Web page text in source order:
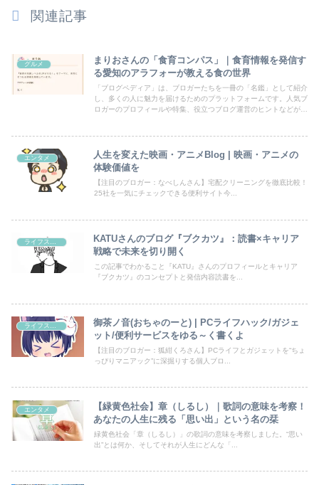
関連記事
グルメ
まりおさんの「食育コンパス」｜食育情報を発信す
る愛知のアラフォーが教える食の世界
「ブログペディア」は、ブロガーたちを一冊の「名鑑」として紹介
し、多くの人に魅力を届けるためのプラットフォームです。人気ブ
ロガーのプロフィールや特集、役立つブログ運営のヒントなどが満
エンタメ
人生を変えた映画・アニメBlog | 映画・アニメの
体験価値を
【注目のブロガー：なべしんさん】宅配クリーニングを徹底比較！
25社を一気にチェックできる便利サイト今...
ライフスタイル
KATUさんのブログ『ブクカツ』：読書×キャリア
戦略で未来を切り開く
この記事でわかること『KATU』さんのプロフィールとキャリア
『ブクカツ』のコンセプトと発信内容読書を...
ライフスタイル
御茶ノ音(おちゃのーと) | PCライフハック/ガジェ
ット/便利サービスをゆる～く書くよ
【注目のブロガー：狐紺くろさん】PCライフとガジェットを“ちょ
っぴりマニアック”に深掘りする個人ブロ...
エンタメ
【緑黄色社会】章（しるし）｜歌詞の意味を考察！
あなたの人生に残る「思い出」という名の栞
緑黄色社会「章（しるし）」の歌詞の意味を考察しました。“思い
出”とは何か、そしてそれが人生にどんな「...